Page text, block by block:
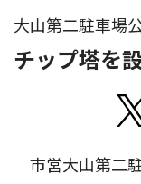
大山第二駐車場
チップ塔を
市営大山第二